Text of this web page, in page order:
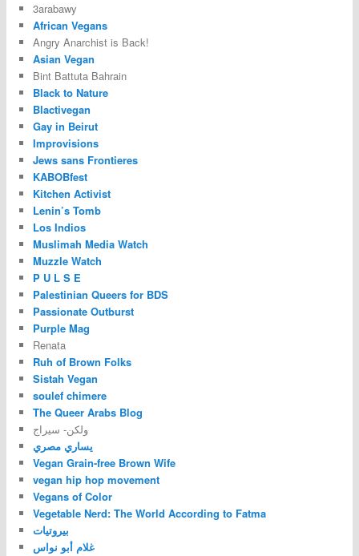
3arabawy
African Vegans
Angry Anarchist is Back!
Asian Vegan
Bint Battuta Bahrain
Black to Nature
Blactivegan
Gay in Beirut
Improvisions
Jews sans Frontieres
KABOBfest
Kitchen Activist
Lenin’s Tomb
Los Indios
Muslimah Media Watch
Muzzle Watch
P U L S E
Palestinian Queers for BDS
Passionate Outburst
Purple Mag
Renata
Ruh of Brown Folks
Sistah Vegan
soulef chimere
The Queer Arabs Blog
ولكن- سيراج
يساري مصري
Vegan Grain-free Brown Wife
vegan hip hop movement
Vegans of Color
Vegetable Nerd: The World According to Fatma
بيروتيات
غلام أبو نواس